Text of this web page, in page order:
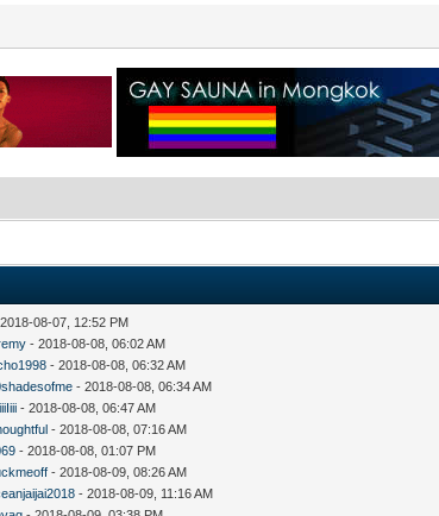
08-07, 12:52 PM
- 2018-08-08, 06:02 AM
- 2018-08-08, 06:32 AM
- 2018-08-08, 06:34 AM
- 2018-08-08, 06:47 AM
- 2018-08-08, 07:16 AM
- 2018-08-08, 01:07 PM
- 2018-08-09, 08:26 AM
- 2018-08-09, 11:16 AM